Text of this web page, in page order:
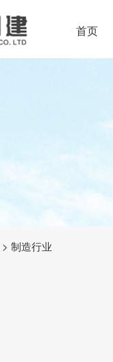
首页
> 制造行业